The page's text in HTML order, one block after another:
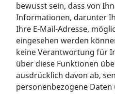
bewusst sein, dass von
Informationen, darunter
Ihre E-Mail-Adresse,
eingesehen werden
keine Verantwortung für
über diese Funktionen
ausdrücklich davon ab,
personenbezogene Daten